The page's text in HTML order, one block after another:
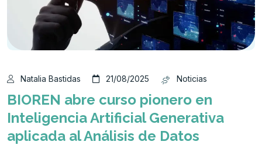
Natalia Bastidas 21/08/2025 Noticias
BIOREN abre curso pionero en
Inteligencia Artificial Generativa
aplicada al Análisis de Datos